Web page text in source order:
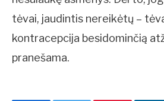
tėvai, jaudintis nereikėtų –
kontracepcija besidominčią
pranešama.